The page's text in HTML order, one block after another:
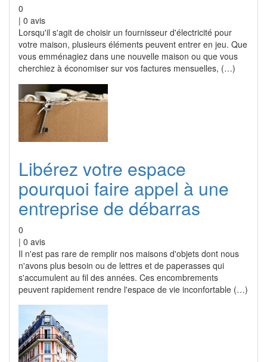
0
| 0 avis
Lorsqu'il s'agit de choisir un fournisseur d'électricité pour
votre maison, plusieurs éléments peuvent entrer en jeu. Que
vous emménagiez dans une nouvelle maison ou que vous
cherchiez à économiser sur vos factures mensuelles, (…)
Libérez votre espace
pourquoi faire appel à une
entreprise de débarras
0
| 0 avis
Il n'est pas rare de remplir nos maisons d'objets dont nous
n'avons plus besoin ou de lettres et de paperasses qui
s'accumulent au fil des années. Ces encombrements
peuvent rapidement rendre l'espace de vie inconfortable (…)